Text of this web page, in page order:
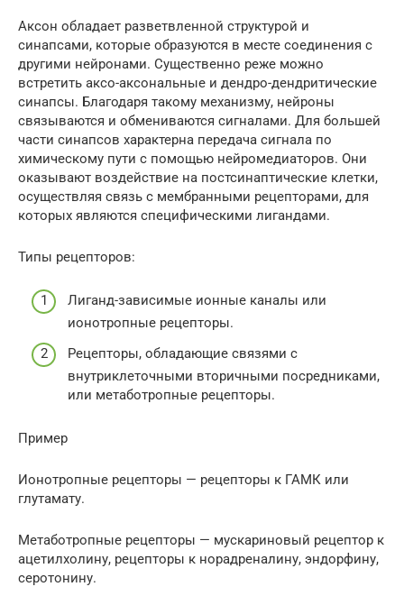
Аксон обладает разветвленной структурой и
синапсами, которые образуются в месте соединения с
другими нейронами. Существенно реже можно
встретить аксо-аксональные и дендро-дендритические
синапсы. Благодаря такому механизму, нейроны
связываются и обмениваются сигналами. Для большей
части синапсов характерна передача сигнала по
химическому пути с помощью нейромедиаторов. Они
оказывают воздействие на постсинаптические клетки,
осуществляя связь с мембранными рецепторами, для
которых являются специфическими лигандами.
Типы рецепторов:
Лиганд-зависимые ионные каналы или
ионотропные рецепторы.
Рецепторы, обладающие связями с
внутриклеточными вторичными посредниками,
или метаботропные рецепторы.
Пример
Ионотропные рецепторы — рецепторы к ГАМК или
глутамату.
Метаботропные рецепторы — мускариновый рецептор к
ацетилхолину, рецепторы к норадреналину, эндорфину,
серотонину.